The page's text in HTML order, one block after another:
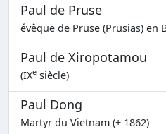
Paul de Pruse
évêque de Pruse (Prusias) en
Paul de Xiropotamou
(IXe siècle)
Paul Dong
Martyr du Vietnam (+ 1862)